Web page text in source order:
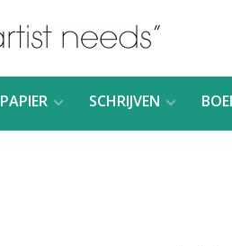
PAPIER SCHRIJVEN